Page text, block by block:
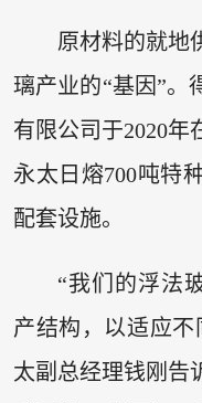
原材料的就地
璃产业的“基因”。
有限公司于2020年
永太日熔700吨特
配套设施。
“我们的浮法
产结构，以适应
太副总经理钱刚告